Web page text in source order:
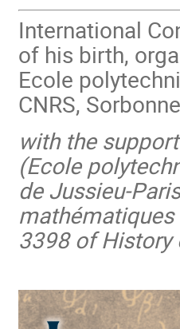
International
of his birth,
Ecole
CNRS,
with the
(Ecole
de Jussieu-
mathématiques
3398 of